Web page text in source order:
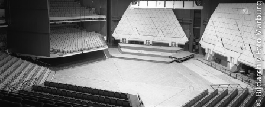
© Bildarchiv Foto Marburg